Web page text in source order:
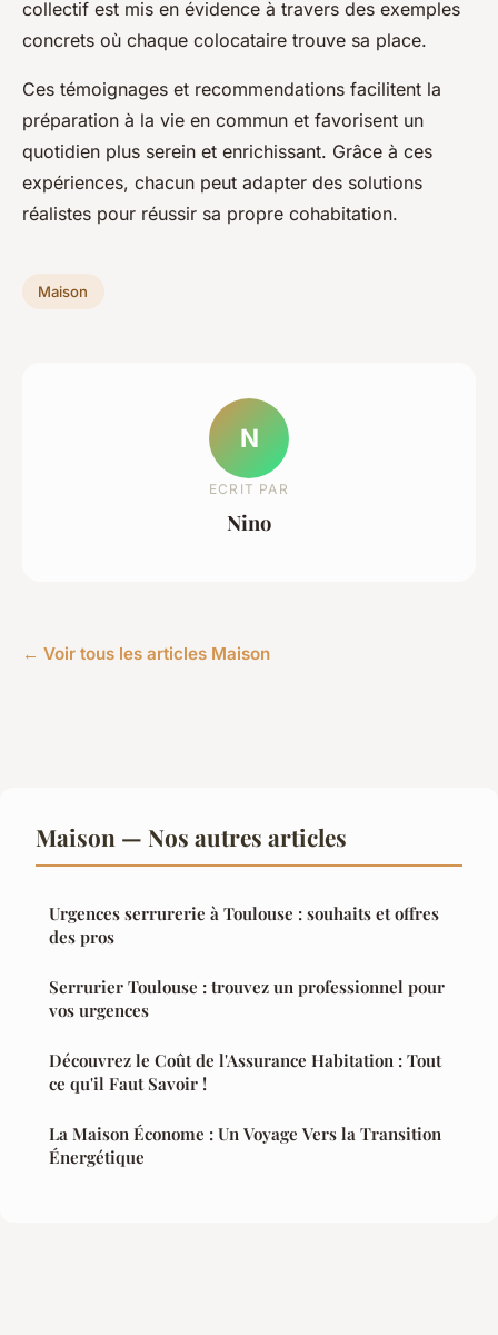
collectif est mis en évidence à travers des exemples
concrets où chaque colocataire trouve sa place.
Ces témoignages et recommendations facilitent la
préparation à la vie en commun et favorisent un
quotidien plus serein et enrichissant. Grâce à ces
expériences, chacun peut adapter des solutions
réalistes pour réussir sa propre cohabitation.
Maison
N
ECRIT PAR
Nino
← Voir tous les articles Maison
Maison — Nos autres articles
Urgences serrurerie à Toulouse : souhaits et offres
des pros
Serrurier Toulouse : trouvez un professionnel pour
vos urgences
Découvrez le Coût de l'Assurance Habitation : Tout
ce qu'il Faut Savoir !
La Maison Économe : Un Voyage Vers la Transition
Énergétique